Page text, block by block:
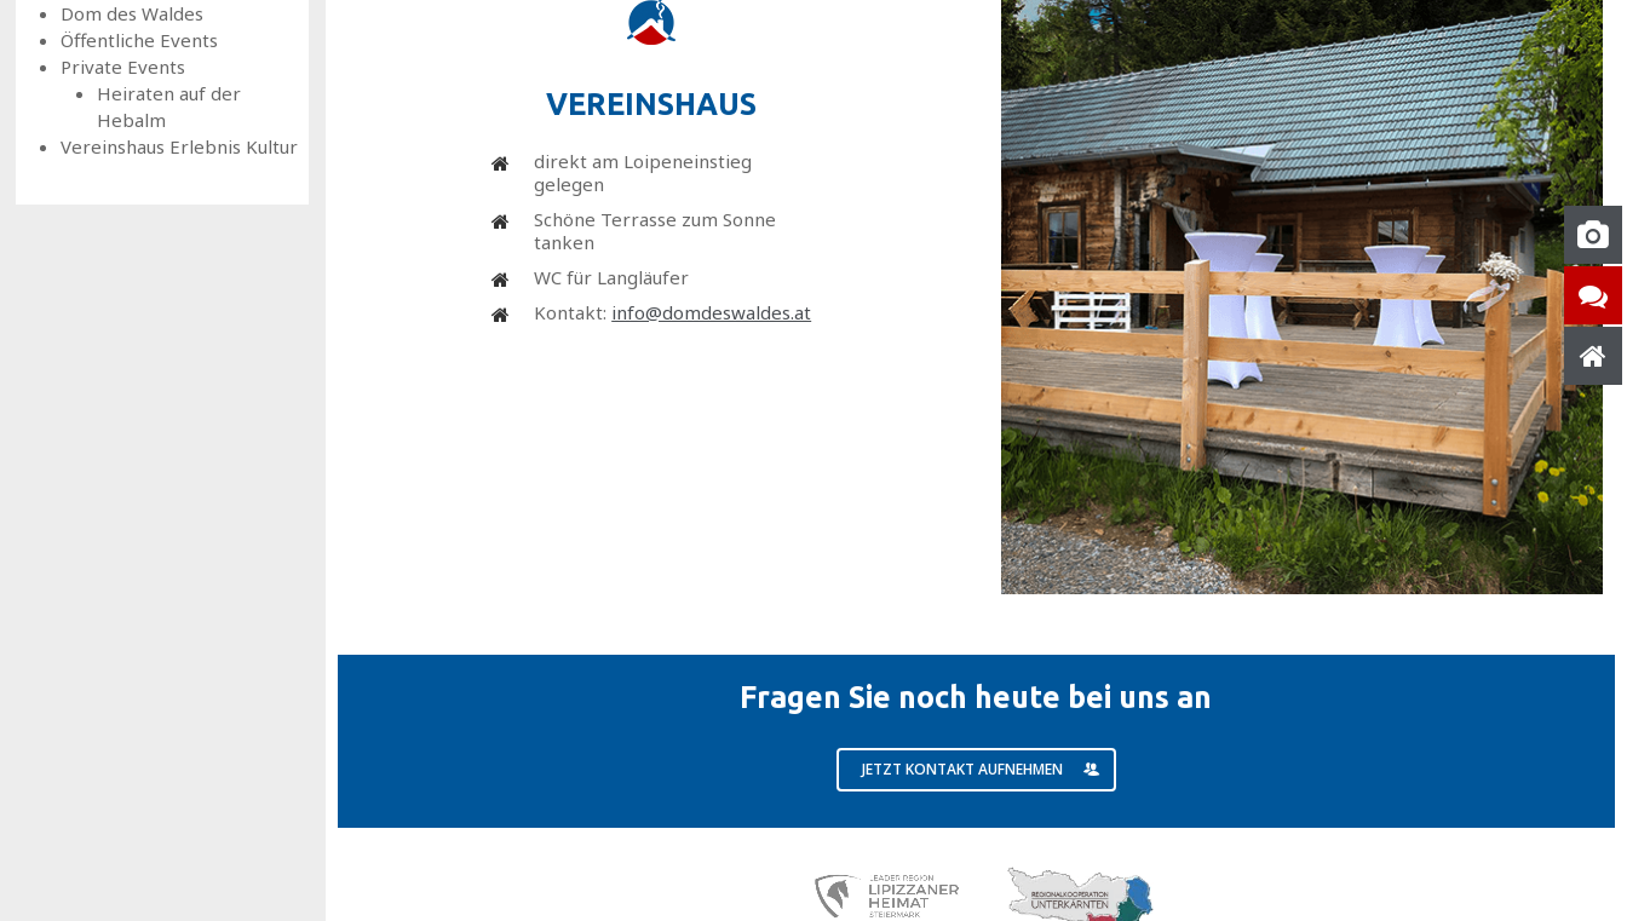
Dom des Waldes
Öffentliche Events
Private Events
Heiraten auf der
Hebalm
Vereinshaus Erlebnis Kultur
VEREINSHAUS
direkt am Loipeneinstieg
gelegen
Schöne Terrasse zum Sonne
tanken
WC für Langläufer
Kontakt: info@domdeswaldes.at
Fragen Sie noch heute bei uns an
JETZT KONTAKT AUFNEHMEN